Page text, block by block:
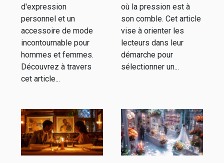
d'expression
personnel et un
accessoire de mode
incontournable pour
hommes et femmes.
Découvrez à travers
cet article...
où la pression est à
son comble. Cet article
vise à orienter les
lecteurs dans leur
démarche pour
sélectionner un...